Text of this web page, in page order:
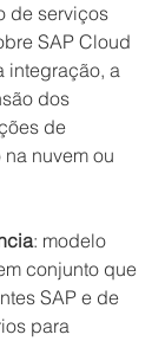
de serviços
SAP Cloud
integração, a
dos
de
nuvem ou
: modelo
conjunto que
SAP e de
para